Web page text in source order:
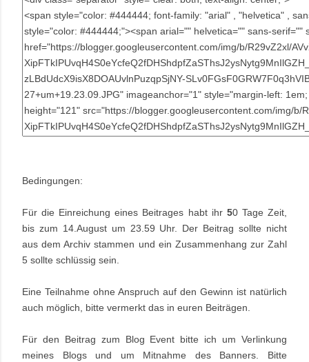
Bedingungen:
Für die Einreichung eines Beitrages habt ihr 50 Tage Zeit,
bis zum 14.August um 23.59 Uhr. Der Beitrag sollte nicht
aus dem Archiv stammen und ein Zusammenhang zur Zahl
5 sollte schlüssig sein.
Eine Teilnahme ohne Anspruch auf den Gewinn ist natürlich
auch möglich, bitte vermerkt das in euren Beiträgen.
Für den Beitrag zum Blog Event bitte ich um Verlinkung
meines Blogs und um Mitnahme des Banners. Bitte